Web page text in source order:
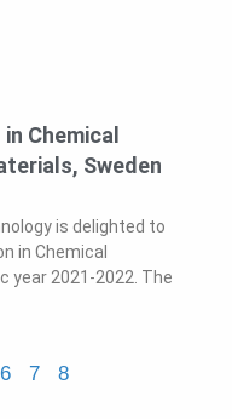
Chemical
Sweden
is delighted to
in Chemical
year 2021-2022. The
6 7 8